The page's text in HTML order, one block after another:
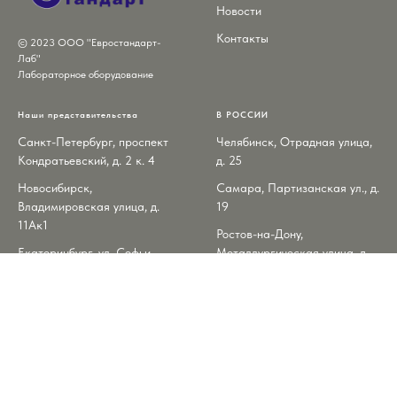
© 2023 ООО "Евростандарт-
Лаб"
Лабораторное оборудование
Новости
Контакты
Наши представительства
Санкт-Петербург, проспект
Кондратьевский, д. 2 к. 4
Новосибирск,
Владимировская улица, д.
11Ак1
Екатеринбург, ул. Софьи
В РОССИИ
Челябинск, Отрадная улица,
д. 25
Самара, Партизанская ул., д.
19
Ростов-на-Дону,
Металлургическая улица, д.